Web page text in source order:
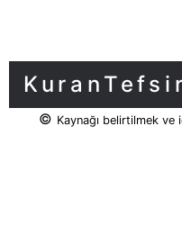
© Kaynağı belirtilmek